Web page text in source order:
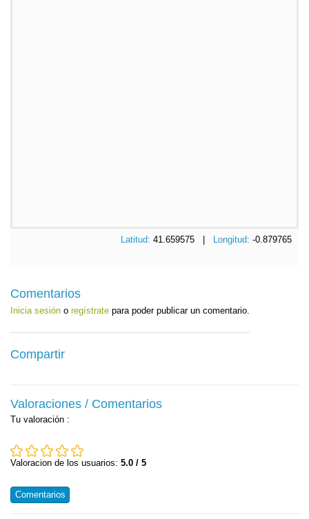
Latitud: 41.659575 | Longitud: -0.879765
Comentarios
Inicia sesión o regístrate para poder publicar un comentario.
Compartir
Valoraciones / Comentarios
Tu valoración :
Valoracion de los usuarios: 5.0 / 5
Comentarios